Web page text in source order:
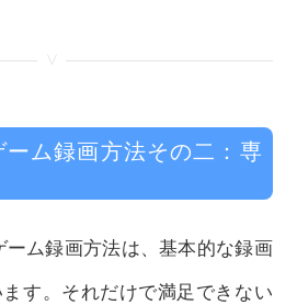
ム録画方法その二：専
ム録画方法は、基本的な録画
す。それだけで満足できない